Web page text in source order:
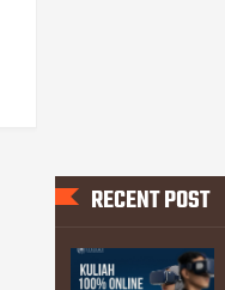
RECENT POST